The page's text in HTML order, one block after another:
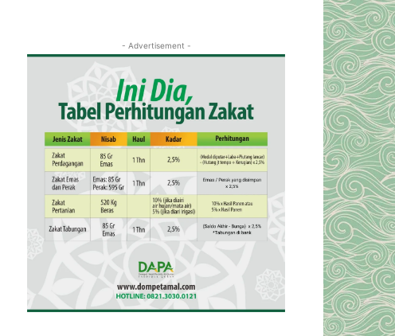
- Advertisement -